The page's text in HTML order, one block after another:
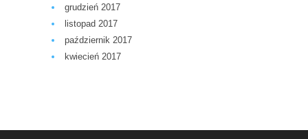
grudzień 2017
listopad 2017
październik 2017
kwiecień 2017